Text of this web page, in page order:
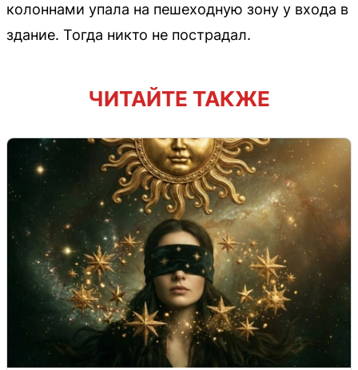
колоннами упала на пешеходную зону у входа в
здание. Тогда никто не пострадал.
ЧИТАЙТЕ ТАКЖЕ